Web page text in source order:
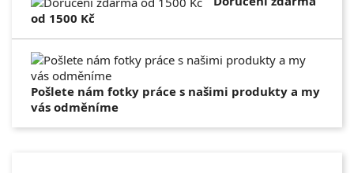
od 1500 Kč
Pošlete nám fotky práce s našimi produkty a my
vás odměníme